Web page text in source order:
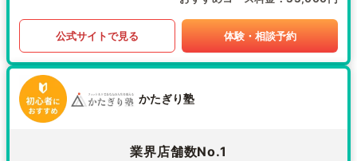
公式サイトで見る 体験・相談予約
かたぎり塾
業界店舗数No.1